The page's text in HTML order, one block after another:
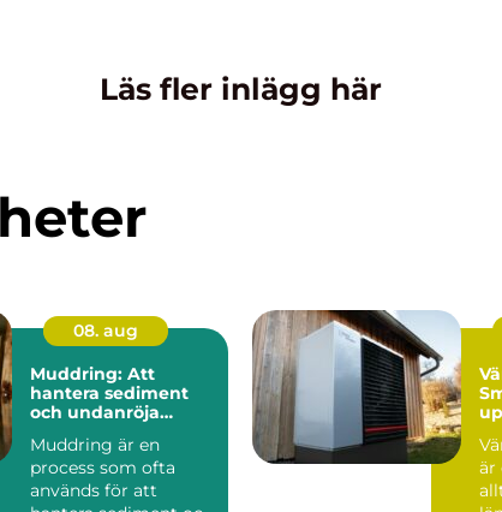
Läs fler inlägg här
08. aug
Muddring: Att
hantera sediment
och undanröja
Muddring är en
process som ofta
används för att
är